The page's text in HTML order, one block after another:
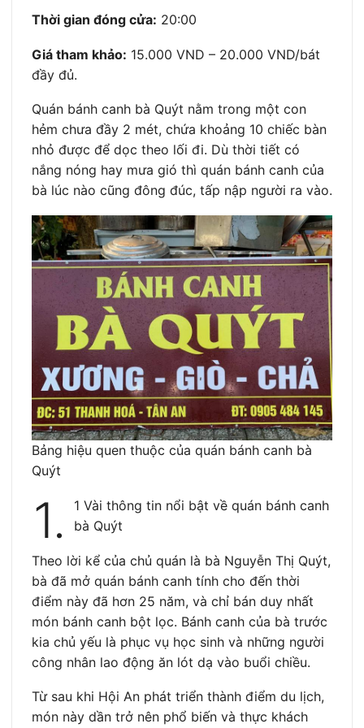
Thời gian đóng cửa: 20:00
Giá tham khảo: 15.000 VND – 20.000 VND/bát
đầy đủ.
Quán bánh canh bà Quýt nằm trong một con
hẻm chưa đầy 2 mét, chứa khoảng 10 chiếc bàn
nhỏ được để dọc theo lối đi. Dù thời tiết có
nắng nóng hay mưa gió thì quán bánh canh của
bà lúc nào cũng đông đúc, tấp nập người ra vào.
Bảng hiệu quen thuộc của quán bánh canh bà
Quýt
1.
1 Vài thông tin nổi bật về quán bánh canh
bà Quýt
Theo lời kể của chủ quán là bà Nguyễn Thị Quýt,
bà đã mở quán bánh canh tính cho đến thời
điểm này đã hơn 25 năm, và chỉ bán duy nhất
món bánh canh bột lọc. Bánh canh của bà trước
kia chủ yếu là phục vụ học sinh và những người
công nhân lao động ăn lót dạ vào buổi chiều.
Từ sau khi Hội An phát triển thành điểm du lịch,
món này dần trở nên phổ biến và thực khách